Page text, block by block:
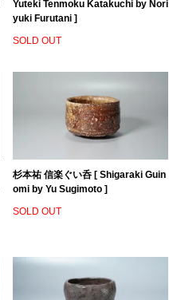
Yuteki Tenmoku Katakuchi by Nori
yuki Furutani ]
SOLD OUT
杉本祐 信楽ぐい呑 [ Shigaraki Guin
omi by Yu Sugimoto ]
SOLD OUT